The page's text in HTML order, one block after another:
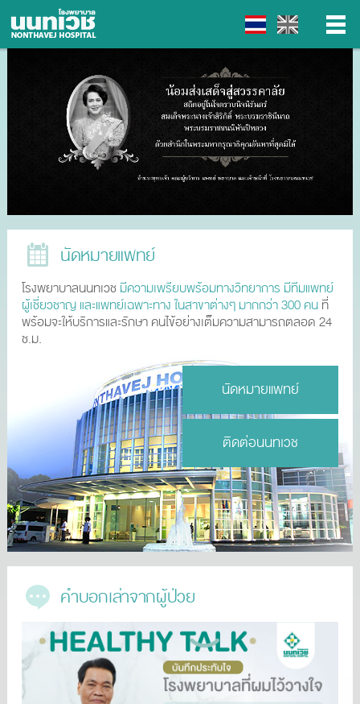
นัดหมายแพทย์
โรงพยาบาลนนทเวช มีความเพรียบพร้อมทางวิทยาการ มีทีมแพทย์
ผู้เชี่ยวชาญ และแพทย์เฉพาะทาง ในสาขาต่างๆ มากกว่า 300 คน ที่
พร้อมจะให้บริการและรักษา คนไข้อย่างเต็มความสามารถตลอด 24
ช.ม.
นัดหมายแพทย์
ติดต่อนนทเวช
คำบอกเล่าจากผู้ป่วย